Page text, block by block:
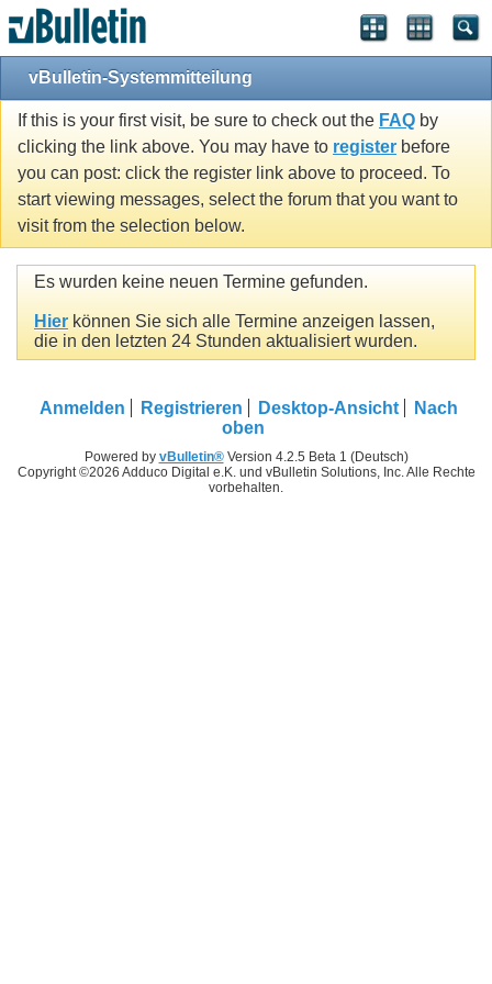
vBulletin-Systemmitteilung
If this is your first visit, be sure to check out the FAQ by
clicking the link above. You may have to register before
you can post: click the register link above to proceed. To
start viewing messages, select the forum that you want to
visit from the selection below.
Es wurden keine neuen Termine gefunden.
Hier können Sie sich alle Termine anzeigen lassen,
die in den letzten 24 Stunden aktualisiert wurden.
Anmelden Registrieren Desktop-Ansicht
Nach
oben
Powered by vBulletin®Version 4.2.5 Beta 1 (Deutsch)
Copyright ©2026 Adduco Digital e.K. und vBulletin Solutions, Inc. Alle Rechte
vorbehalten.